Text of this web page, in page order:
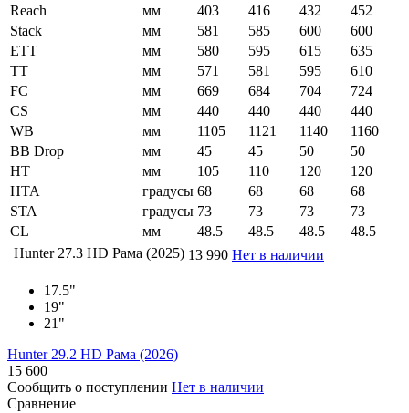
Reach
мм 403 416 432
452
Stack
мм 581 585 600
600
ETT
мм 580 595 615
635
ТТ
мм 571 581 595
610
FC
мм 669 684 704
724
CS
мм 440 440 440
440
WB
мм 1105 1121 1140
1160
BB Drop
мм 45 45 50
50
HT
мм 105 110 120
120
HTA
градусы 68 68 68
68
STA
градусы 73 73 73
73
CL
мм 48.5 48.5 48.5
48.5
Hunter 27.3 HD Рама (2025) 13 990 Нет в наличии
17.5"
19"
21"
Hunter 29.2 HD Рама (2026)
15 600
Сообщить о поступлении Нет в наличии
Сравнение